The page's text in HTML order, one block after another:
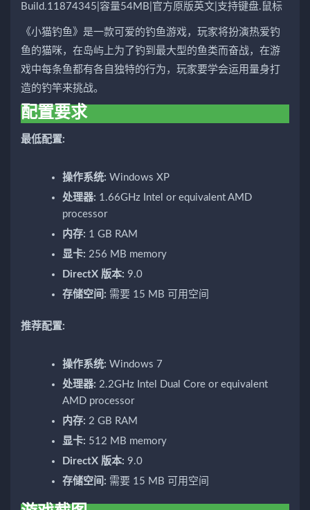
Build.11874345|容量54MB|官方原版英文|支持键盘.鼠标
《小猫钓鱼》是一款可爱的钓鱼游戏，玩家将扮演热爱钓
鱼的猫咪，在岛屿上为了钓到最大型的鱼类而奋战，在游
戏中每条鱼都有各自独特的行为，玩家要学会运用量身打
造的钓竿来挑战。
配置要求
最低配置:
操作系统: Windows XP
处理器: 1.66GHz Intel or equivalent AMD
processor
内存: 1 GB RAM
显卡: 256 MB memory
DirectX 版本: 9.0
存储空间: 需要 15 MB 可用空间
推荐配置:
操作系统: Windows 7
处理器: 2.2GHz Intel Dual Core or equivalent
AMD processor
内存: 2 GB RAM
显卡: 512 MB memory
DirectX 版本: 9.0
存储空间: 需要 15 MB 可用空间